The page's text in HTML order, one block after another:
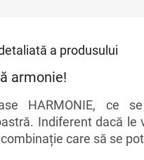
a produsului
armonie!
HARMONIE, ce
Indiferent dacă
care să se